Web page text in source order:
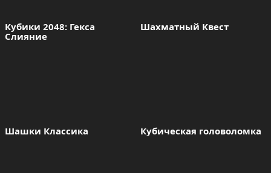
Кубики 2048: Гекса
Слияние
Шахматный Квест
Шашки Классика Кубическая головоломка